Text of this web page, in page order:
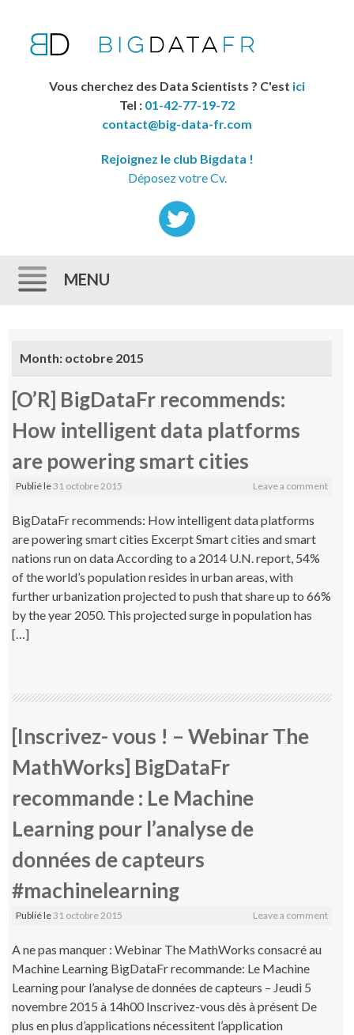
Vous cherchez des Data Scientists ? C'est ici
Tel : 01-42-77-19-72
contact@big-data-fr.com
Rejoignez le club Bigdata !
Déposez votre Cv.
MENU
Month: octobre 2015
[O’R] BigDataFr recommends:
How intelligent data platforms
are powering smart cities
Publié le31 octobre 2015 Leave a comment
BigDataFr recommends: How intelligent data platforms
are powering smart cities Excerpt Smart cities and smart
nations run on data According to a 2014 U.N. report, 54%
of the world’s population resides in urban areas, with
further urbanization projected to push that share up to 66%
by the year 2050. This projected surge in population has
[…]
[Inscrivez- vous ! – Webinar The
MathWorks] BigDataFr
recommande : Le Machine
Learning pour l’analyse de
données de capteurs
#machinelearning
Publié le31 octobre 2015 Leave a comment
A ne pas manquer : Webinar The MathWorks consacré au
Machine Learning BigDataFr recommande: Le Machine
Learning pour l’analyse de données de capteurs – Jeudi 5
novembre 2015 à 14h00 Inscrivez-vous dès à présent De
plus en plus d’applications nécessitent l’application